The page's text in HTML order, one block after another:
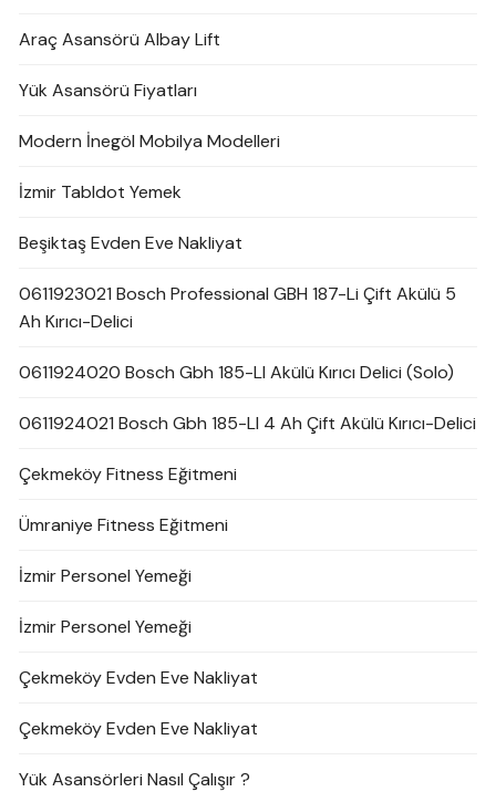
Araç Asansörü Albay Lift
Yük Asansörü Fiyatları
Modern İnegöl Mobilya Modelleri
İzmir Tabldot Yemek
Beşiktaş Evden Eve Nakliyat
0611923021 Bosch Professional GBH 187-Li Çift Akülü 5
Ah Kırıcı-Delici
0611924020 Bosch Gbh 185-LI Akülü Kırıcı Delici (Solo)
0611924021 Bosch Gbh 185-LI 4 Ah Çift Akülü Kırıcı-Delici
Çekmeköy Fitness Eğitmeni
Ümraniye Fitness Eğitmeni
İzmir Personel Yemeği
İzmir Personel Yemeği
Çekmeköy Evden Eve Nakliyat
Çekmeköy Evden Eve Nakliyat
Yük Asansörleri Nasıl Çalışır ?